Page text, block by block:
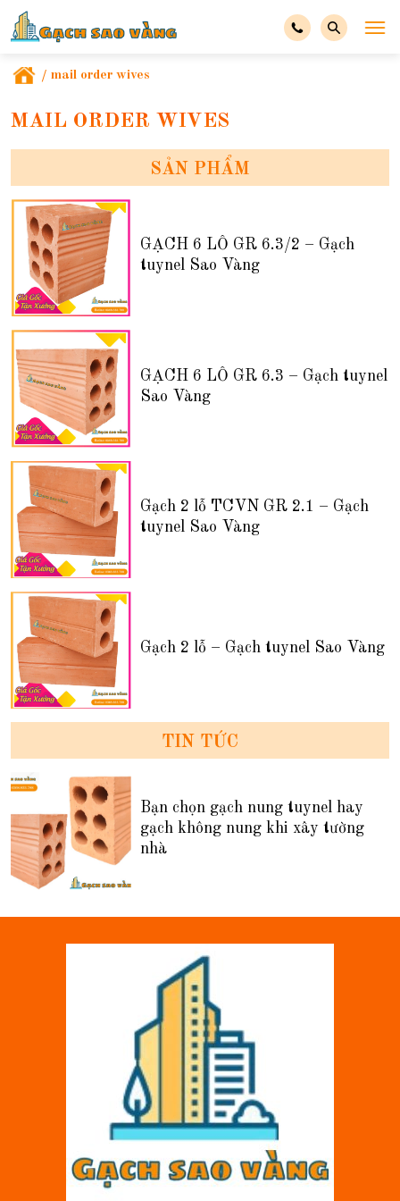
/ mail order wives
MAIL ORDER WIVES
SẢN PHẨM
GẠCH 6 LỖ GR 6.3/2 – Gạch
tuynel Sao Vàng
GẠCH 6 LỖ GR 6.3 – Gạch tuynel
Sao Vàng
Gạch 2 lỗ TCVN GR 2.1 – Gạch
tuynel Sao Vàng
Gạch 2 lỗ – Gạch tuynel Sao Vàng
TIN TỨC
Bạn chọn gạch nung tuynel hay
gạch không nung khi xây tường
nhà